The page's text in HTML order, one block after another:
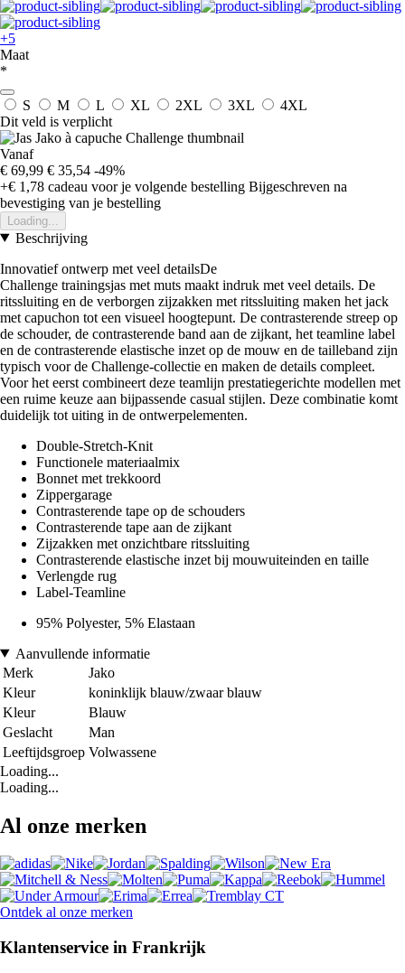
+5
Maat
*
S M L XL 2XL 3XL
4XL
Dit veld is verplicht
Vanaf
€ 69,99 € 35,54 -49%
+€ 1,78 cadeau voor je volgende bestelling Bijgeschreven na
bevestiging van je bestelling
Loading...
Beschrijving
Innovatief ontwerp met veel detailsDe
Challenge trainingsjas met muts maakt indruk met veel details. De
ritssluiting en de verborgen zijzakken met ritssluiting maken het jack
met capuchon tot een visueel hoogtepunt. De contrasterende streep op
de schouder, de contrasterende band aan de zijkant, het teamline label
en de contrasterende elastische inzet op de mouw en de tailleband zijn
typisch voor de Challenge-collectie en maken de details compleet.
Voor het eerst combineert deze teamlijn prestatiegerichte modellen met
een ruime keuze aan bijpassende casual stijlen. Deze combinatie komt
duidelijk tot uiting in de ontwerpelementen.
Double-Stretch-Knit
Functionele materiaalmix
Bonnet met trekkoord
Zippergarage
Contrasterende tape op de schouders
Contrasterende tape aan de zijkant
Zijzakken met onzichtbare ritssluiting
Contrasterende elastische inzet bij mouwuiteinden en taille
Verlengde rug
Label-Teamline
95% Polyester, 5% Elastaan
Aanvullende informatie
Merk
Jako
Kleur
koninklijk blauw/zwaar blauw
Kleur
Blauw
Geslacht
Man
Leeftijdsgroep Volwassene
Loading...
Loading...
Al onze merken
Ontdek al onze merken
Klantenservice in Frankrijk